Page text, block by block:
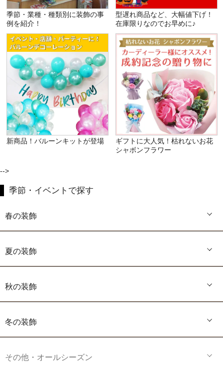
季節・業種・種類別に装飾の事
例を紹介！
型遅れ商品など、大幅値下げ！
在庫限りなのでお早めに♪
新商品！バルーンキットが登場
ギフトに大人気！枯れないお花
シャボンフラワー
-->
季節・イベントで探す
春の装飾
夏の装飾
秋の装飾
冬の装飾
その他・オールシーズン